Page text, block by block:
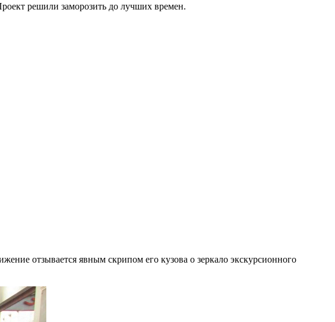
решили заморозить до лучших времен.
отзывается явным скрипом его кузова о зеркало экскурсионного